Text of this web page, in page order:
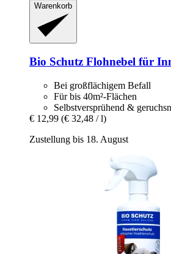
Warenkorb
Bio Schutz Flohnebel für
Bei großflächigem Befall
Für bis 40m²-Flächen
Selbstversprühend &
€ 12,99 (€ 32,48 / l)
Zustellung bis 18. August